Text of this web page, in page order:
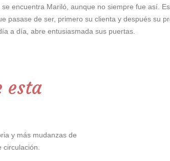
encuentra Mariló, aunque no siempre fue así.
pasase de ser, primero su clienta y después su
a día, abre entusiasmada sus puertas.
esta
y más mudanzas de